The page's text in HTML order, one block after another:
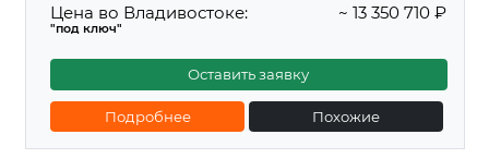
Цена во Владивостоке:
"под ключ"
~ 13 350 710 ₽
Оставить заявку
Подробнее Похожие